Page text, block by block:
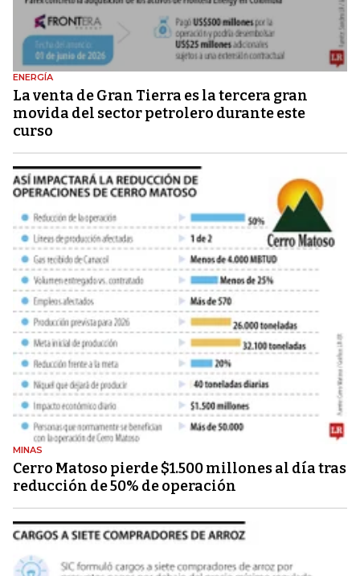
ENERGÍA
La venta de Gran Tierra es la tercera gran
movida del sector petrolero durante este
curso
MINAS
Cerro Matoso pierde $1.500 millones al día tras
reducción de 50% de operación